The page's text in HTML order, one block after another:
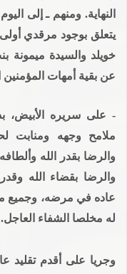
النهاية. ومنهم ـ إلى
يتعلق بوجود مرقدي
خويلد والسيدة ميمونة
عن بقية أمهات المؤمنين
- على سريره الأبيض،
ملامح وجهه ومنابت
والرضا بقدر الله
والرضا بقضاء الله
عاده في مرضه، وجميع
له مخلصا الشفاء العاجل.
وجريا على أقدم تقليد